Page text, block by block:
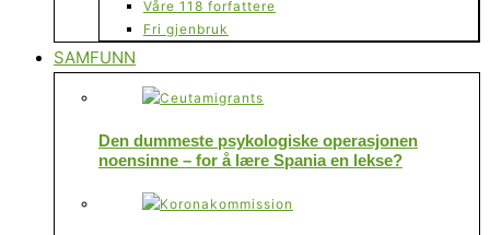
Våre 118 forfattere
Fri gjenbruk
SAMFUNN
Den dummeste psykologiske operasjonen
noensinne – for å lære Spania en lekse?